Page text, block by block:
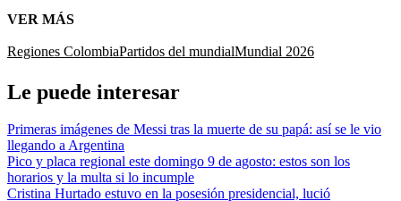
VER MÁS
Regiones ColombiaPartidos del mundialMundial 2026
Le puede interesar
Primeras imágenes de Messi tras la muerte de su papá: así se le vio
llegando a Argentina
Pico y placa regional este domingo 9 de agosto: estos son los
horarios y la multa si lo incumple
Cristina Hurtado estuvo en la posesión presidencial, lució